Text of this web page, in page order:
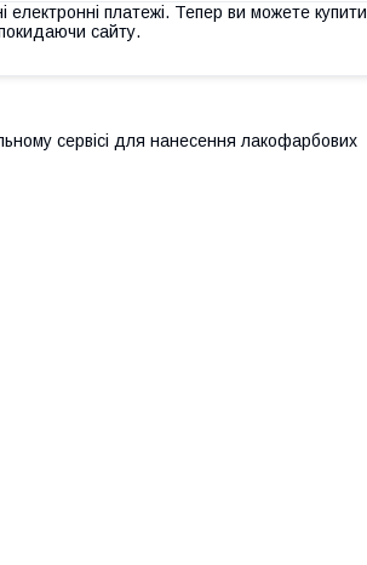
електронні платежі. Тепер ви можете купити
сайту.
сервісі для нанесення лакофарбових